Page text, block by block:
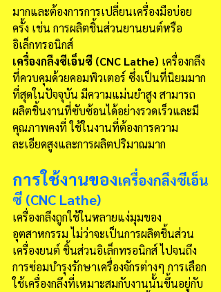
มากและต้องการการเปลี่ยนเครื่องมือบ่อย
ครั้ง เช่น การผลิตชิ้นส่วนยานยนต์หรือ
อิเล็กทรอนิกส์
เครื่องกลึงซีเอ็นซี (CNC Lathe) เครื่องกลึง
ที่ควบคุมด้วยคอมพิวเตอร์ ซึ่งเป็นที่นิยมมาก
ที่สุดในปัจจุบัน มีความแม่นยำสูง สามารถ
ผลิตชิ้นงานที่ซับซ้อนได้อย่างรวดเร็วและมี
คุณภาพคงที่ ใช้ในงานที่ต้องการความ
ละเอียดสูงและการผลิตปริมาณมาก
การใช้งานของเครื่องกลึงซีเอ็น
ซี (CNC Lathe)
เครื่องกลึงถูกใช้ในหลายแง่มุมของ
อุตสาหกรรม ไม่ว่าจะเป็นการผลิตชิ้นส่วน
เครื่องยนต์ ชิ้นส่วนอิเล็กทรอนิกส์ ไปจนถึง
การซ่อมบำรุงรักษาเครื่องจักรต่างๆ การเลือก
ใช้เครื่องกลึงที่เหมาะสมกับงานนั้นขึ้นอยู่กับ